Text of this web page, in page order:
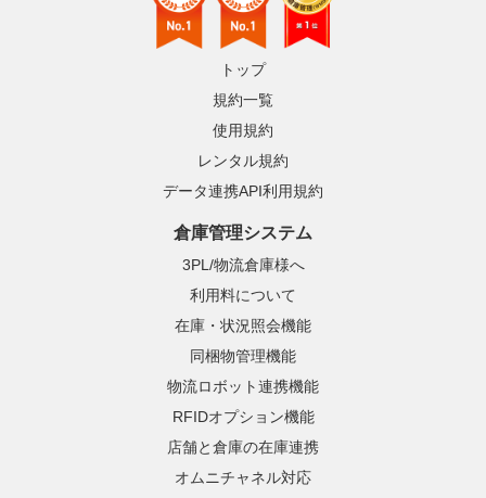
トップ
規約一覧
使用規約
レンタル規約
データ連携API利用規約
倉庫管理システム
3PL/物流倉庫様へ
利用料について
在庫・状況照会機能
同梱物管理機能
物流ロボット連携機能
RFIDオプション機能
店舗と倉庫の在庫連携
オムニチャネル対応